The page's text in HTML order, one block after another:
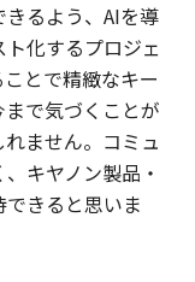
るよう、AIを導
化するプロジェ
とで精緻なキー
で気づくことが
ません。コミュ
キヤノン製品・
きると思いま